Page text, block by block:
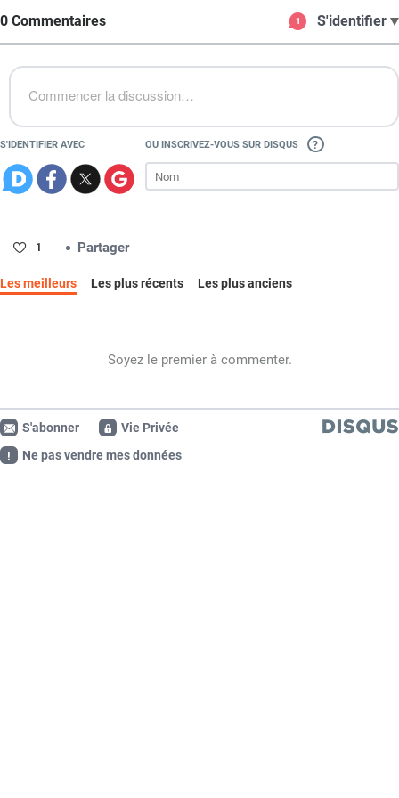
0 Commentaires 1 S'identifier
Commencer la discussion…
S'IDENTIFIER AVEC OU INSCRIVEZ-VOUS SUR DISQUS
1 Partager
Les meilleurs Les plus récents Les plus anciens
Soyez le premier à commenter.
S'abonner
Vie Privée
Ne pas vendre mes données